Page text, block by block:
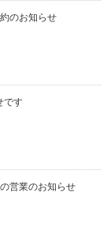
のお知らせ
です
営業のお知らせ